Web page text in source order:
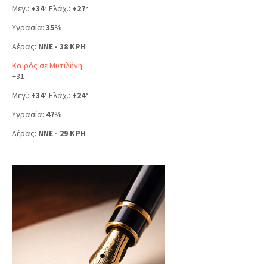
Μεγ.: +34° Ελάχ.: +27°
Υγρασία: 35%
Αέρας: NNE - 38 KPH
Καιρός σε Μυτιλήνη
+31
Μεγ.: +34° Ελάχ.: +24°
Υγρασία: 47%
Αέρας: NNE - 29 KPH